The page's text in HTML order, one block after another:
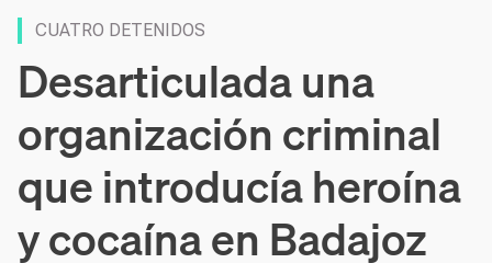
CUATRO DETENIDOS
Desarticulada una
organización criminal
que introducía heroína
y cocaína en Badajoz